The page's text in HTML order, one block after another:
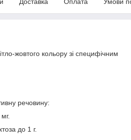
жовтого кольору зі специфічним
речовину:
до 1 г.